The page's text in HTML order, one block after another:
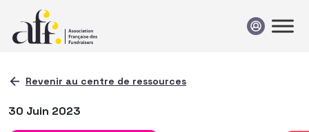
Revenir au centre de ressources
30 Juin 2023